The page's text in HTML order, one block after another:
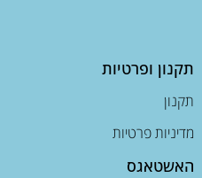
תקנון ופרטיות
תקנון
מדיניות פרטיות
האשטאגס